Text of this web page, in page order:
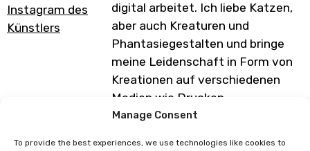
Manage Consent
To provide the best experiences, we use technologies like cookies to
Instagram des
Künstlers
digital arbeitet. Ich liebe Katzen,
aber auch Kreaturen und
Phantasiegestalten und bringe
meine Leidenschaft in Form von
Kreationen auf verschiedenen
Medien wie Drucken,
Schlüsselanhängern oder